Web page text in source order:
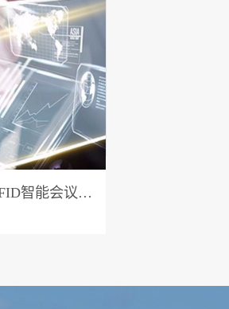
RFID智能会议签到系统